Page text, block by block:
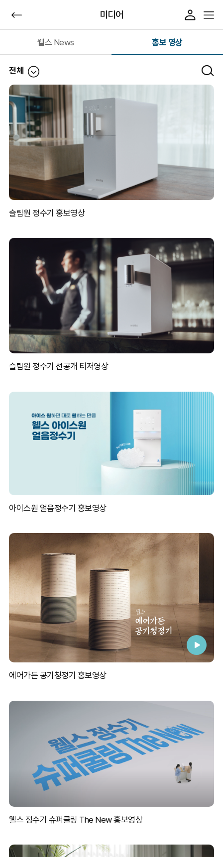
미디어
웰스 News 홍보 영상
전체
전체
정수기
공기청정기
매트리스/프레임
생활/주방가전
비데/연수기
Smart Farm
슬림원 정수기 홍보영상
슬림원 정수기 선공개 티저영상
아이스원 얼음정수기 홍보영상
에어가든 공기청정기 홍보영상
웰스 정수기 슈퍼쿨링 The New 홍보영상